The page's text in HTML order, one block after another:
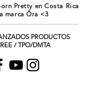
Pretty en Costa Rica
marca Ōra <3
PRODUCTOS
/ TPO/DMTA